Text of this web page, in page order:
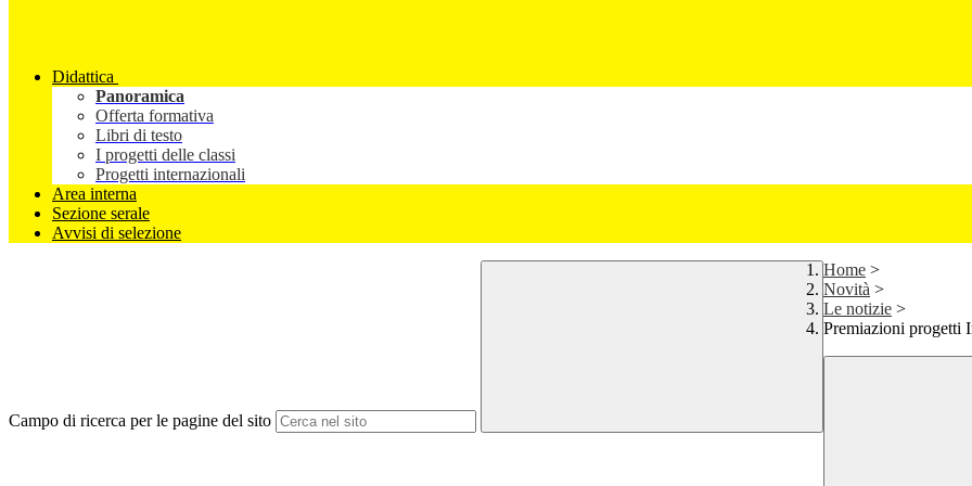
Didattica
Panoramica
Offerta formativa
Libri di testo
I progetti delle classi
Progetti internazionali
Area interna
Sezione serale
Avvisi di selezione
Campo di ricerca per le pagine del sito
Home >
Novità >
Le notizie >
Premiazioni progetti